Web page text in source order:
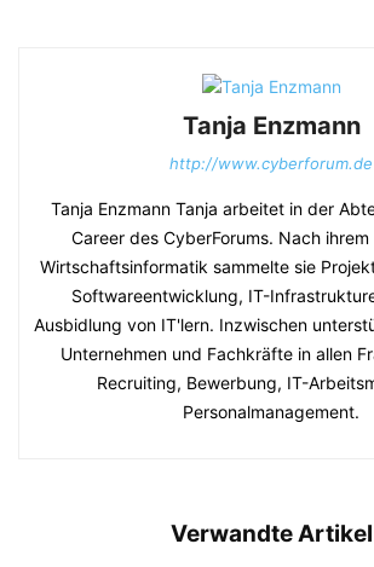
Tanja Enzmann
http://www.cyberforum.de
Tanja Enzmann Tanja arbeitet in der
Career des CyberForums. Nach
Wirtschaftsinformatik sammelte sie
Softwareentwicklung, IT-
Ausbidlung von IT'lern. Inzwischen
Unternehmen und Fachkräfte in allen
Recruiting, Bewerbung, IT-
Personalmanagement.
Verwandte Artikel